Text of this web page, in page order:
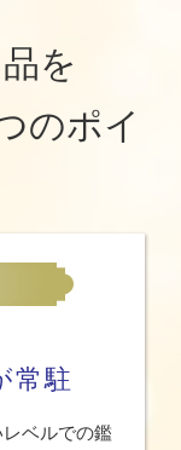
を
のポイ
常駐
ベルでの鑑